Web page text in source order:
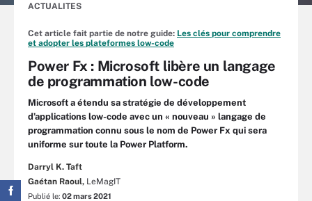
ACTUALITES
Cet article fait partie de notre guide: Les clés pour comprendre
et adopter les plateformes low-code
Power Fx : Microsoft libère un langage
de programmation low-code
Microsoft a étendu sa stratégie de développement
d’applications low-code avec un « nouveau » langage de
programmation connu sous le nom de Power Fx qui sera
uniforme sur toute la Power Platform.
Darryl K. Taft
Gaétan Raoul, LeMagIT
Publié le: 02 mars 2021